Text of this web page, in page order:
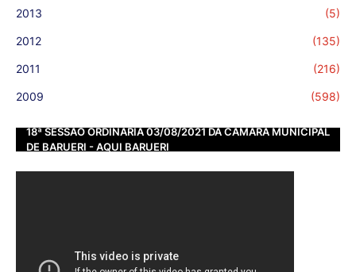
2013 (5)
2012 (135)
2011 (216)
2009 (598)
18ª SESSÃO ORDINÁRIA 03/08/2021 DA CÂMARA MUNICIPAL
DE BARUERI - AQUI BARUERI